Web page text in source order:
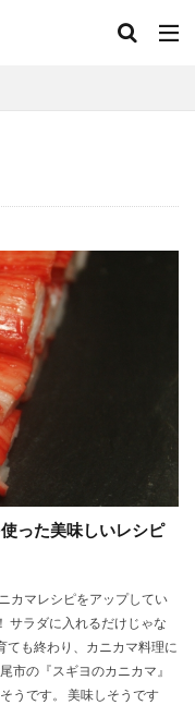
った美味しいレシピ
カマレシピをアップしてい
サラダに入れるだけじゃな
ても終わり、カニカマ料理に
市の『スギヨのカニカマ』
うです。 美味しそうです